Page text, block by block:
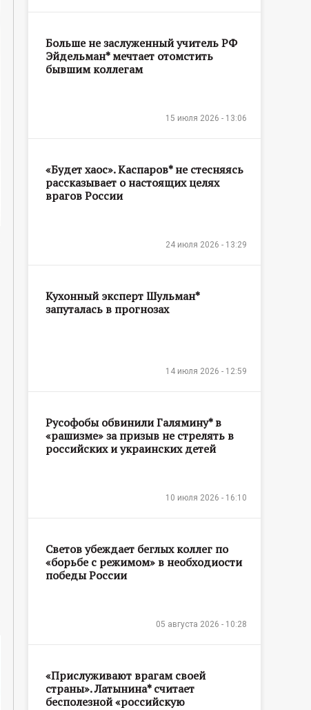
Больше не заслуженный учитель РФ
Эйдельман* мечтает отомстить
бывшим коллегам
15 июля 2026 - 13:06
«Будет хаос». Каспаров* не стесняясь
рассказывает о настоящих целях
врагов России
24 июля 2026 - 13:29
Кухонный эксперт Шульман*
запуталась в прогнозах
14 июля 2026 - 12:59
Русофобы обвинили Галямину* в
«рашизме» за призыв не стрелять в
российских и украинских детей
10 июля 2026 - 16:10
Светов убеждает беглых коллег по
«борьбе с режимом» в необходиости
победы России
05 августа 2026 - 10:28
«Прислуживают врагам своей
страны». Латынина* считает
бесполезной «российскую